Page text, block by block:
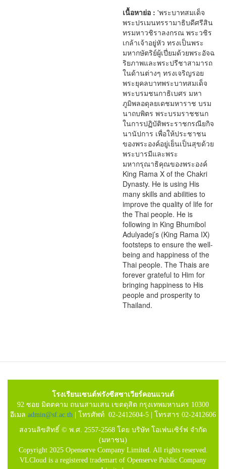
เนื้อหาย่อ :'พระบาทสมเด็จ
พระปรเมนทรรามาธิบดีศรีสิน
ทรมหาวชิราลงกรณ พระวชิร
เกล้าเจ้าอยู่หัว ทรงเป็นพระ
มหากษัตริย์ผู้เปี่ยมด้วยพระอัจฉ
ริยภาพและพระปรีชาสามารถ
ในด้านต่างๆ ทรงเจริญรอย
พระยุคลบาทพระบาทสมเด็จ
พระบรมชนกาธิเบศร มหา
ภูมิพลอดุลยเดชมหาราช บรม
นาถบพิตร พระบรมราชชนก
ในการปฏิบัติพระราชกรณียกิจ
นานัปการ เพื่อให้ประชาชน
ของพระองค์อยู่เย็นเป็นสุขด้วย
พระบารมีและพระ
มหากรุณาธิคุณของพระองค์
King Rama X of the Chakri
Dynasty. He is using His
many skills and abilities to
improve the quality of life for
the Thai people. He is
following in King Bhumibol
Adulyadej’s (King Rama IX)
footsteps to ensure the well-
being and happiness of the
Thai people. The Thais are
forever grateful to Him for
bringing happiness to His
people and prosperity to
Thailand.
โรงเรียนเซนต์ฟรังซีสซาเวียร์คอนแวนต์
92 ซอย มิตตคาม ถนนสามเสน เขตดุสิต กรุงเทพมหานคร 10300
อีเมล admin@sf.ac.th | โทรศัพท์ 02-2412604-5 | โทรสาร 02-2412606
สงวนลิขสิทธิ์ © พ.ศ. 2557-2568 โดย บริษัท โอเพ่นเซิร์ฟ จำกัด
(มหาชน)
Copyright 2025 Openserve Company Limited. All rights reserved.
VLCloud is a registered trademart of Openserve Public Company